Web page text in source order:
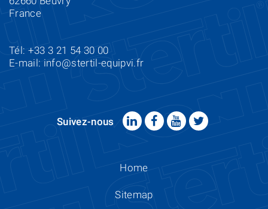
France
Tél: +33 3 21 54 30 00
E-mail: info@stertil-equipvi.fr
Suivez-nous
Home
Sitemap